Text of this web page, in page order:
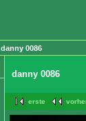
danny 0086
danny 0086
erste